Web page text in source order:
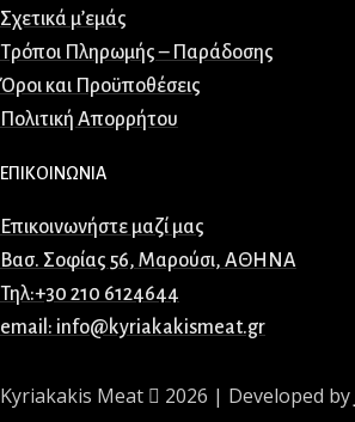
Σχετικά μ’εμάς
Τρόποι Πληρωμής – Παράδοσης
Όροι και Προϋποθέσεις
Πολιτική Απορρήτου
ΕΠΙΚΟΙΝΩΝΙΑ
Επικοινωνήστε μαζί μας
Βασ. Σοφίας 56, Μαρούσι, ΑΘΗΝΑ
Τηλ:+30 210 6124644
email: info@kyriakakismeat.gr
Kyriakakis Meat 2026 | Developed by